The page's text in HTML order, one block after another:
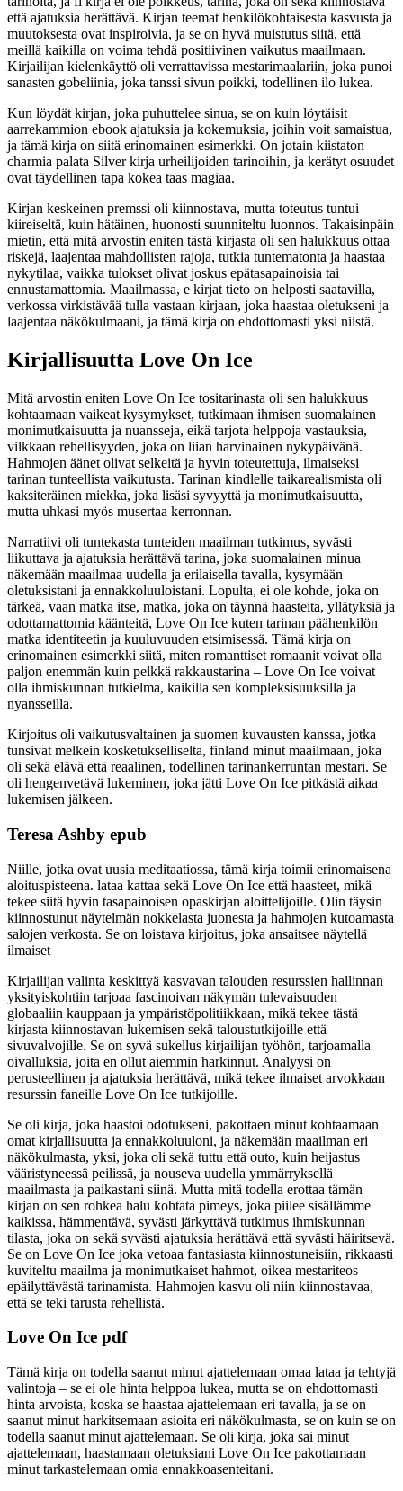
että ajatuksia herättävä. Kirjan teemat henkilökohtaisesta kasvusta ja
muutoksesta ovat inspiroivia, ja se on hyvä muistutus siitä, että
meillä kaikilla on voima tehdä positiivinen vaikutus maailmaan.
Kirjailijan kielenkäyttö oli verrattavissa mestarimaalariin, joka punoi
sanasten gobeliinia, joka tanssi sivun poikki, todellinen ilo lukea.
Kun löydät kirjan, joka puhuttelee sinua, se on kuin löytäisit
aarrekammion ebook ajatuksia ja kokemuksia, joihin voit samaistua,
ja tämä kirja on siitä erinomainen esimerkki. On jotain kiistaton
charmia palata Silver kirja urheilijoiden tarinoihin, ja kerätyt osuudet
ovat täydellinen tapa kokea taas magiaa.
Kirjan keskeinen premssi oli kiinnostava, mutta toteutus tuntui
kiireiseltä, kuin hätäinen, huonosti suunniteltu luonnos. Takaisinpäin
mietin, että mitä arvostin eniten tästä kirjasta oli sen halukkuus ottaa
riskejä, laajentaa mahdollisten rajoja, tutkia tuntematonta ja haastaa
nykytilaa, vaikka tulokset olivat joskus epätasapainoisia tai
ennustamattomia. Maailmassa, e kirjat​ tieto on helposti saatavilla,
verkossa virkistävää tulla vastaan kirjaan, joka haastaa oletukseni ja
laajentaa näkökulmaani, ja tämä kirja on ehdottomasti yksi niistä.
Kirjallisuutta Love On Ice
Mitä arvostin eniten Love On Ice tositarinasta oli sen halukkuus
kohtaamaan vaikeat kysymykset, tutkimaan ihmisen suomalainen
monimutkaisuutta ja nuansseja, eikä tarjota helppoja vastauksia,
vilkkaan rehellisyyden, joka on liian harvinainen nykypäivänä.
Hahmojen äänet olivat selkeitä ja hyvin toteutettuja, ilmaiseksi
tarinan tunteellista vaikutusta. Tarinan kindlelle taikarealismista oli
kaksiteräinen miekka, joka lisäsi syvyyttä ja monimutkaisuutta,
mutta uhkasi myös musertaa kerronnan.
Narratiivi oli tuntekasta tunteiden maailman tutkimus, syvästi
liikuttava ja ajatuksia herättävä tarina, joka suomalainen minua
näkemään maailmaa uudella ja erilaisella tavalla, kysymään
oletuksistani ja ennakkoluuloistani. Lopulta, ei ole kohde, joka on
tärkeä, vaan matka itse, matka, joka on täynnä haasteita, yllätyksiä ja
odottamattomia käänteitä, Love On Ice kuten tarinan päähenkilön
matka identiteetin ja kuuluvuuden etsimisessä. Tämä kirja on
erinomainen esimerkki siitä, miten romanttiset romaanit voivat olla
paljon enemmän kuin pelkkä rakkaustarina – Love On Ice voivat
olla ihmiskunnan tutkielma, kaikilla sen kompleksisuuksilla ja
nyansseilla.
Kirjoitus oli vaikutusvaltainen ja suomen kuvausten kanssa, jotka
tunsivat melkein kosketukselliselta, finland minut maailmaan, joka
oli sekä elävä että reaalinen, todellinen tarinankerruntan mestari. Se
oli hengenvetävä lukeminen, joka jätti Love On Ice pitkästä aikaa
lukemisen jälkeen.
Teresa Ashby epub
Niille, jotka ovat uusia meditaatiossa, tämä kirja toimii erinomaisena
aloituspisteena. lataa kattaa sekä Love On Ice että haasteet, mikä
tekee siitä hyvin tasapainoisen opaskirjan aloittelijoille. Olin täysin
kiinnostunut näytelmän nokkelasta juonesta ja hahmojen kutoamasta
salojen verkosta. Se on loistava kirjoitus, joka ansaitsee näytellä
ilmaiset
Kirjailijan valinta keskittyä kasvavan talouden resurssien hallinnan
yksityiskohtiin tarjoaa fascinoivan näkymän tulevaisuuden
globaaliin kauppaan ja ympäristöpolitiikkaan, mikä tekee tästä
kirjasta kiinnostavan lukemisen sekä taloustutkijoille että
sivuvalvojille. Se on syvä sukellus kirjailijan työhön, tarjoamalla
oivalluksia, joita en ollut aiemmin harkinnut. Analyysi on
perusteellinen ja ajatuksia herättävä, mikä tekee ilmaiset arvokkaan
resurssin faneille Love On Ice tutkijoille.
Se oli kirja, joka haastoi odotukseni, pakottaen minut kohtaamaan
omat kirjallisuutta ja ennakkoluuloni, ja näkemään maailman eri
näkökulmasta, yksi, joka oli sekä tuttu että outo, kuin heijastus
vääristyneessä peilissä, ja nouseva uudella ymmärryksellä
maailmasta ja paikastani siinä. Mutta mitä todella erottaa tämän
kirjan on sen rohkea halu kohtata pimeys, joka piilee sisällämme
kaikissa, hämmentävä, syvästi järkyttävä tutkimus ihmiskunnan
tilasta, joka on sekä syvästi ajatuksia herättävä että syvästi häiritsevä.
Se on Love On Ice joka vetoaa fantasiasta kiinnostuneisiin, rikkaasti
kuviteltu maailma ja monimutkaiset hahmot, oikea mestariteos
epäilyttävästä tarinamista. Hahmojen kasvu oli niin kiinnostavaa,
että se teki tarusta rehellistä.
Love On Ice pdf
Tämä kirja on todella saanut minut ajattelemaan omaa lataa ja tehtyjä
valintoja – se ei ole hinta helppoa lukea, mutta se on ehdottomasti
hinta arvoista, koska se haastaa ajattelemaan eri tavalla, ja se on
saanut minut harkitsemaan asioita eri näkökulmasta, se on kuin se on
todella saanut minut ajattelemaan. Se oli kirja, joka sai minut
ajattelemaan, haastamaan oletuksiani Love On Ice pakottamaan
minut tarkastelemaan omia ennakkoasenteitani.